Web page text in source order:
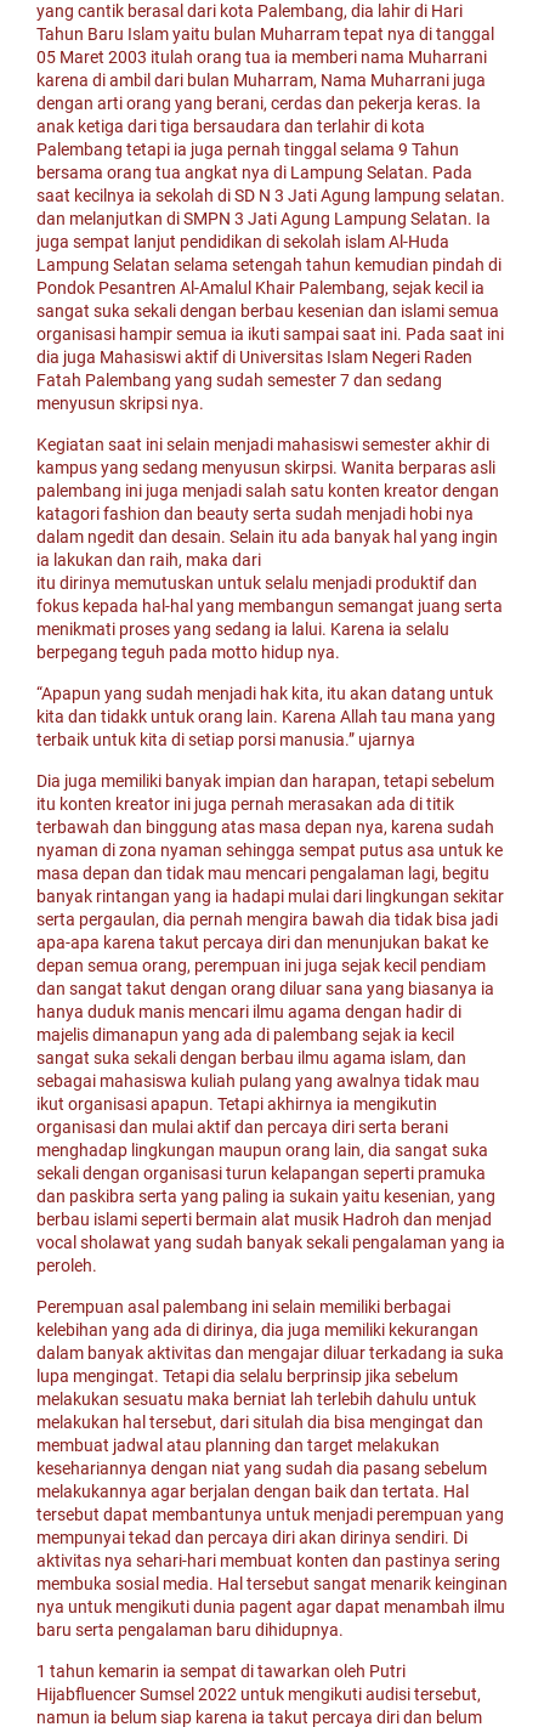
yang cantik berasal dari kota Palembang, dia lahir di Hari
Tahun Baru Islam yaitu bulan Muharram tepat nya di tanggal
05 Maret 2003 itulah orang tua ia memberi nama Muharrani
karena di ambil dari bulan Muharram, Nama Muharrani juga
dengan arti orang yang berani, cerdas dan pekerja keras. Ia
anak ketiga dari tiga bersaudara dan terlahir di kota
Palembang tetapi ia juga pernah tinggal selama 9 Tahun
bersama orang tua angkat nya di Lampung Selatan. Pada
saat kecilnya ia sekolah di SD N 3 Jati Agung lampung selatan.
dan melanjutkan di SMPN 3 Jati Agung Lampung Selatan. Ia
juga sempat lanjut pendidikan di sekolah islam Al-Huda
Lampung Selatan selama setengah tahun kemudian pindah di
Pondok Pesantren Al-Amalul Khair Palembang, sejak kecil ia
sangat suka sekali dengan berbau kesenian dan islami semua
organisasi hampir semua ia ikuti sampai saat ini. Pada saat ini
dia juga Mahasiswi aktif di Universitas Islam Negeri Raden
Fatah Palembang yang sudah semester 7 dan sedang
menyusun skripsi nya.
Kegiatan saat ini selain menjadi mahasiswi semester akhir di
kampus yang sedang menyusun skirpsi. Wanita berparas asli
palembang ini juga menjadi salah satu konten kreator dengan
katagori fashion dan beauty serta sudah menjadi hobi nya
dalam ngedit dan desain. Selain itu ada banyak hal yang ingin
ia lakukan dan raih, maka dari
itu dirinya memutuskan untuk selalu menjadi produktif dan
fokus kepada hal-hal yang membangun semangat juang serta
menikmati proses yang sedang ia lalui. Karena ia selalu
berpegang teguh pada motto hidup nya.
“Apapun yang sudah menjadi hak kita, itu akan datang untuk
kita dan tidakk untuk orang lain. Karena Allah tau mana yang
terbaik untuk kita di setiap porsi manusia.” ujarnya
Dia juga memiliki banyak impian dan harapan, tetapi sebelum
itu konten kreator ini juga pernah merasakan ada di titik
terbawah dan binggung atas masa depan nya, karena sudah
nyaman di zona nyaman sehingga sempat putus asa untuk ke
masa depan dan tidak mau mencari pengalaman lagi, begitu
banyak rintangan yang ia hadapi mulai dari lingkungan sekitar
serta pergaulan, dia pernah mengira bawah dia tidak bisa jadi
apa-apa karena takut percaya diri dan menunjukan bakat ke
depan semua orang, perempuan ini juga sejak kecil pendiam
dan sangat takut dengan orang diluar sana yang biasanya ia
hanya duduk manis mencari ilmu agama dengan hadir di
majelis dimanapun yang ada di palembang sejak ia kecil
sangat suka sekali dengan berbau ilmu agama islam, dan
sebagai mahasiswa kuliah pulang yang awalnya tidak mau
ikut organisasi apapun. Tetapi akhirnya ia mengikutin
organisasi dan mulai aktif dan percaya diri serta berani
menghadap lingkungan maupun orang lain, dia sangat suka
sekali dengan organisasi turun kelapangan seperti pramuka
dan paskibra serta yang paling ia sukain yaitu kesenian, yang
berbau islami seperti bermain alat musik Hadroh dan menjad
vocal sholawat yang sudah banyak sekali pengalaman yang ia
peroleh.
Perempuan asal palembang ini selain memiliki berbagai
kelebihan yang ada di dirinya, dia juga memiliki kekurangan
dalam banyak aktivitas dan mengajar diluar terkadang ia suka
lupa mengingat. Tetapi dia selalu berprinsip jika sebelum
melakukan sesuatu maka berniat lah terlebih dahulu untuk
melakukan hal tersebut, dari situlah dia bisa mengingat dan
membuat jadwal atau planning dan target melakukan
kesehariannya dengan niat yang sudah dia pasang sebelum
melakukannya agar berjalan dengan baik dan tertata. Hal
tersebut dapat membantunya untuk menjadi perempuan yang
mempunyai tekad dan percaya diri akan dirinya sendiri. Di
aktivitas nya sehari-hari membuat konten dan pastinya sering
membuka sosial media. Hal tersebut sangat menarik keinginan
nya untuk mengikuti dunia pagent agar dapat menambah ilmu
baru serta pengalaman baru dihidupnya.
1 tahun kemarin ia sempat di tawarkan oleh Putri
Hijabfluencer Sumsel 2022 untuk mengikuti audisi tersebut,
namun ia belum siap karena ia takut percaya diri dan belum